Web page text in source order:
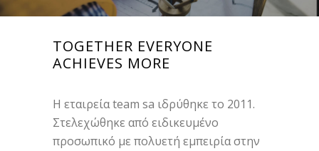
TOGETHER EVERYONE
ACHIEVES MORE
Η εταιρεία team sa ιδρύθηκε το 2011.
Στελεχώθηκε από ειδικευμένο
προσωπικό με πολυετή εμπειρία στην